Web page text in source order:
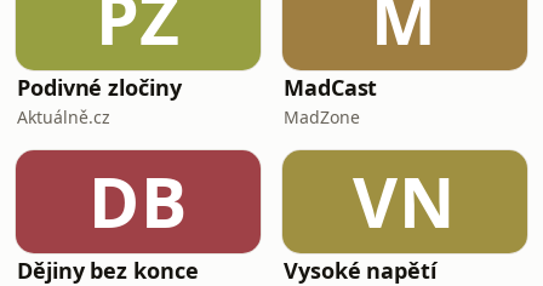
Podivné zločiny
Aktuálně.cz
MadCast
MadZone
DB
Dějiny bez konce
VN
Vysoké napětí